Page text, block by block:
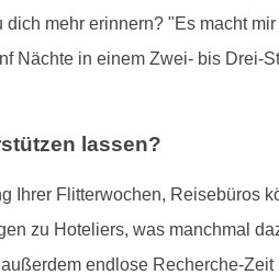
mehr erinnern? "Es macht
Nächte in einem Zwei- bis
lassen?
Ihrer Flitterwochen, Reisebüros
zu Hoteliers, was manchmal
endlose Recherche-